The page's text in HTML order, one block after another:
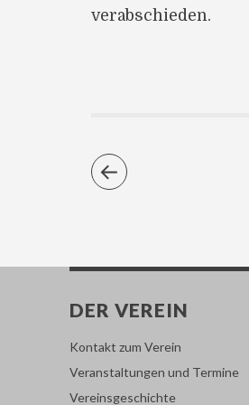
verabschieden.
DER VEREIN
Kontakt zum Verein
Veranstaltungen und Termine
Vereinsgeschichte